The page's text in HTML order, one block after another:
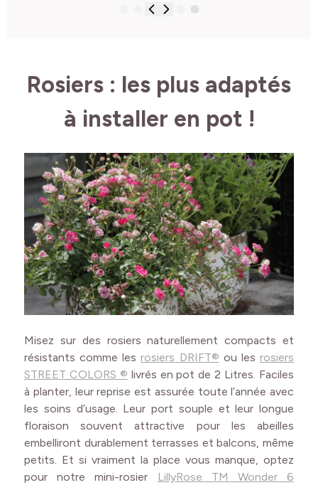
Rosiers : les plus adaptés
à installer en pot !
Misez sur des rosiers naturellement compacts et
résistants comme les rosiers DRIFT® ou les rosiers
STREET COLORS ® livrés en pot de 2 Litres. Faciles
à planter, leur reprise est assurée toute l’année avec
les soins d’usage. Leur port souple et leur longue
floraison souvent attractive pour les abeilles
embelliront durablement terrasses et balcons, même
petits. Et si vraiment la place vous manque, optez
pour notre mini-rosier
LillyRose TM Wonder 6